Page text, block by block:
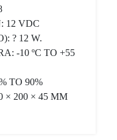
12 VDC
? 12 W.
-10 ºC TO +55
TO 90%
× 200 × 45 MM